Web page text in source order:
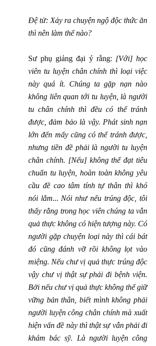
Đệ tử: Xảy ra chuyện ngộ độc thức ăn
thì nên làm thế nào?
Sư phụ giảng đại ý rằng: [Với] học
viên tu luyện chân chính thì loại việc
này quá ít. Chúng ta gặp nạn nào
không liên quan tới tu luyện, là người
tu chân chính thì đều có thể tránh
được, đảm bảo là vậy. Phát sinh nạn
lớn đến mấy cũng có thể tránh được,
nhưng tiền đề phải là người tu luyện
chân chính. [Nếu] không thể đạt tiêu
chuẩn tu luyện, hoàn toàn không yêu
cầu đề cao tâm tính tự thân thì khó
nói lắm... Nói như nếu trúng độc, tôi
thấy rằng trong học viên chúng ta vẫn
quả thực không có hiện tượng này. Có
người gặp chuyện loại này thì cái bát
đó cũng đánh vỡ rồi không lọt vào
miệng. Nếu chư vị quả thực trúng độc
vậy chư vị thật sự phải đi bệnh viện.
Bởi nếu chư vị quả thực không thể giữ
vững bản thân, biết mình không phải
người luyện công chân chính mà xuất
hiện vấn đề này thì thật sự vẫn phải đi
khám bác sỹ. Là người luyện công